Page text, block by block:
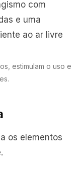
estimulam o uso e
os elementos